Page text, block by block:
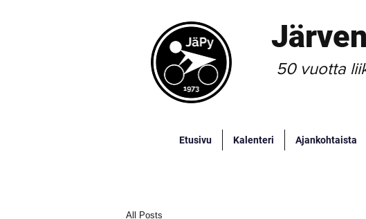
50 vuotta
Etusivu Kalenteri Ajankohtaista
All Posts